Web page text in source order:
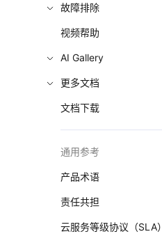
故障排除
视频帮助
AI Gallery
更多文档
文档下载
通用参考
产品术语
责任共担
云服务等级协议（SLA）